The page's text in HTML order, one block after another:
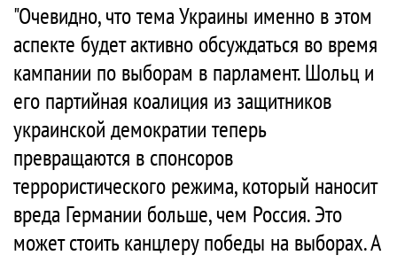
"Очевидно, что тема Украины именно в этом
аспекте будет активно обсуждаться во время
кампании по выборам в парламент. Шольц и
его партийная коалиция из защитников
украинской демократии теперь
превращаются в спонсоров
террористического режима, который наносит
вреда Германии больше, чем Россия. Это
может стоить канцлеру победы на выборах. А